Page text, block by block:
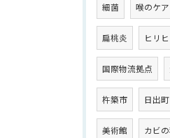
細菌 喉のケア
扁桃炎 ヒリヒ
国際物流拠点
杵築市 日出町
美術館 カビ